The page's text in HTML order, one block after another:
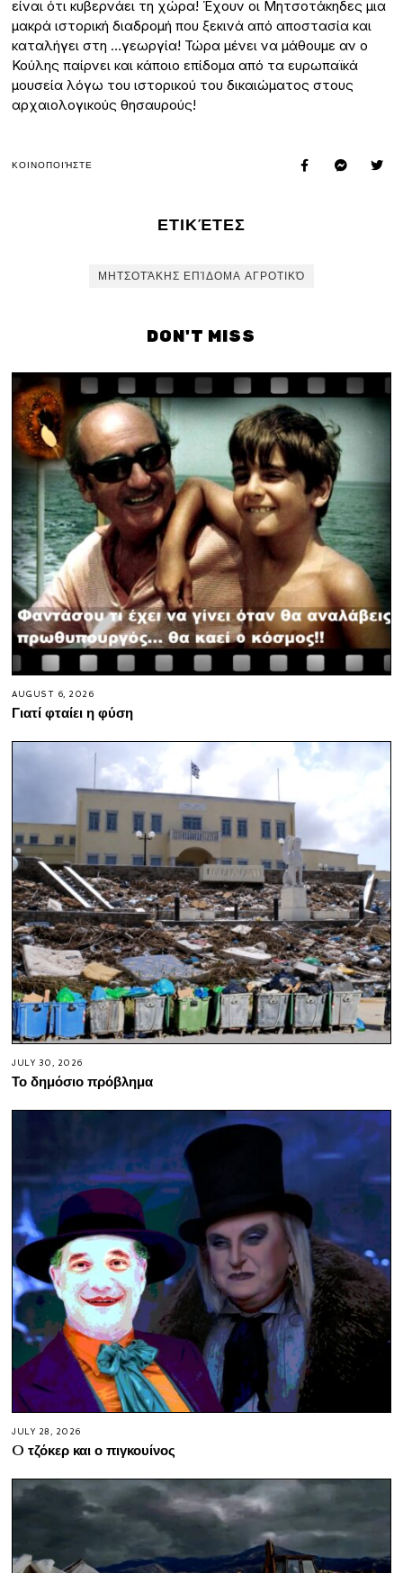
είναι ότι κυβερνάει τη χώρα! Έχουν οι Μητσοτάκηδες μια
μακρά ιστορική διαδρομή που ξεκινά από αποστασία και
καταλήγει στη …γεωργία! Τώρα μένει να μάθουμε αν ο
Κούλης παίρνει και κάποιο επίδομα από τα ευρωπαϊκά
μουσεία λόγω του ιστορικού του δικαιώματος στους
αρχαιολογικούς θησαυρούς!
ΚΟΙΝΟΠΟΙΉΣΤΕ
ΕΤΙΚΈΤΕΣ
ΜΗΤΣΟΤΆΚΗΣ ΕΠΊΔΟΜΑ ΑΓΡΟΤΙΚΌ
DON'T MISS
AUGUST 6, 2026
Γιατί φταίει η φύση
JULY 30, 2026
Το δημόσιο πρόβλημα
JULY 28, 2026
O τζόκερ και ο πιγκουίνος